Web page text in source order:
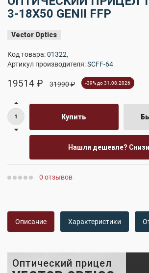
3-18X50 GENII FFP
Vector Optics
Код товара:01322,
Артикул производителя:SCFF-64
19514 ₽ 31990 ₽ -39% до 31.08.2026
Купить
Нашли дешевле?
0 отзывов
Описание Характеристики
Оптический прицел